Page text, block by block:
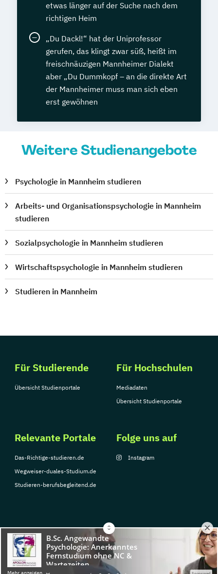
etwas länger auf der Suche nach dem
richtigen Heim
„Du Dackl!“ hat der Uniprofessor
gerufen, das klingt zwar süß, heißt im
freischnäuzigen Mannheimer Dialekt
aber „Du Dummkopf – an die direkte Art
der Mannheimer muss man sich eben
erst gewöhnen
Weitere Studienangebote
Psychologie in Mannheim studieren
Arbeits- und Organisationspsychologie in Mannheim
studieren
Sozialpsychologie in Mannheim studieren
Wirtschaftspsychologie in Mannheim studieren
Studieren in Mannheim
Für Studierende
Übersicht Studienportale
Für Hochschulen
Mediadaten
Übersicht Studienportale
Relevante Portale
Das-Richtige-studieren.de
Wegweiser-duales-Studium.de
Studieren-berufsbegleitend.de
Folge uns auf
Instagram
© Copyright 2026, TarGroup Media GmbH
Impressum
Datenschutzerklärung